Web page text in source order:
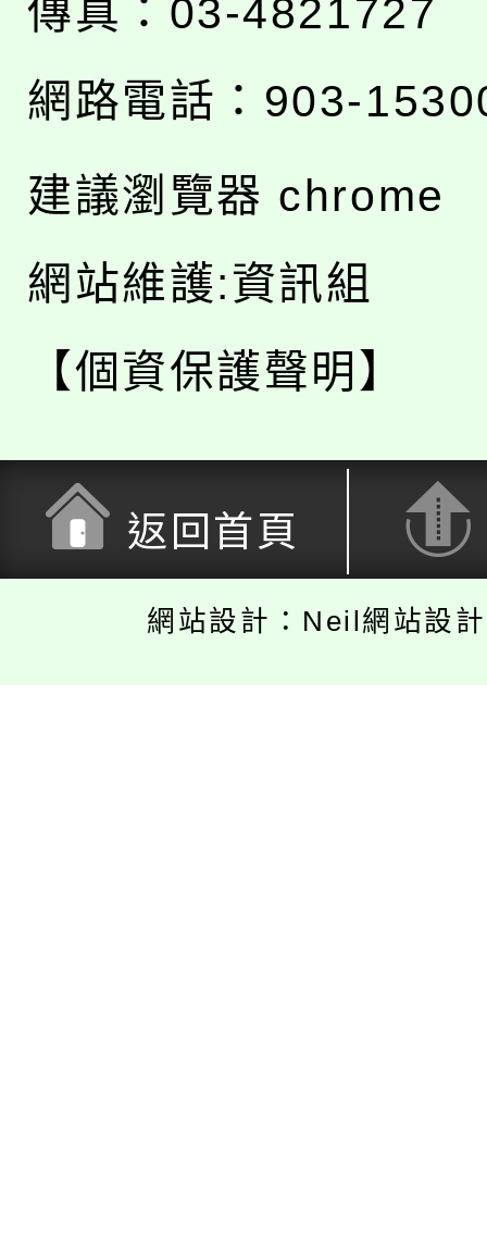
傳真：03-4821727
網路電話：903-
建議瀏覽器 chrome
網站維護:資訊組
【個資保護聲明】
返回首頁
網站設計：Neil網站設